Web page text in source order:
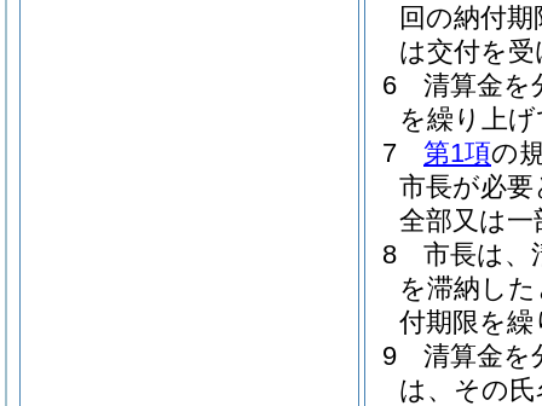
回の納付
は交付を
6
清算金を
を繰り上
7
第1項の
市長が必
全部又は
8
市長は、
を滞納し
付期限を
9
清算金を
は、その